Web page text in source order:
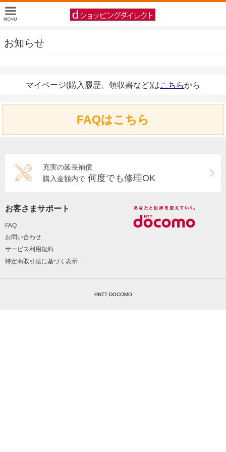
お知らせ
マイページ(購入履歴、領収書など)はこちらから
FAQはこちら
充実の延長補償
購入金額内で 何度でも修理OK
お客さまサポート
FAQ
お問い合わせ
サービス利用規約
特定商取引法に基づく表示
©NTT DOCOMO